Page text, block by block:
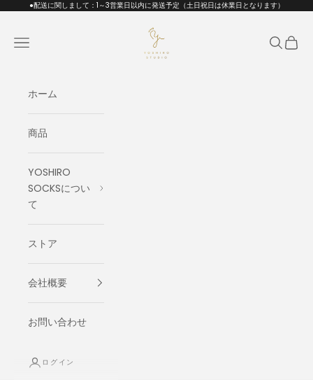
コンテンツへスキップ
●配送に関しまして：1～3営業日以内に発送予定（土日祝日は休業日となります）
GLAD DESIGN
メニュー
検索カート
ホーム
商品
YOSHIRO
SOCKSについ
て
ストア
会社概要
お問い合わせ
ログイン